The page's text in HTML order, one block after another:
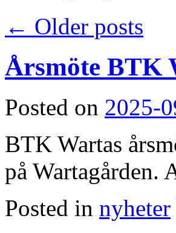
← Older posts
Årsmöte BTK
Posted on 2025-
BTK Wartas
på Wartagården.
Posted in nyheter